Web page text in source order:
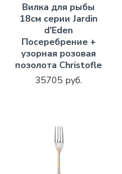
Вилка для рыбы
18см серии Jardin
d'Eden
Посеребрение +
узорная розовая
позолота Christofle
35705 руб.